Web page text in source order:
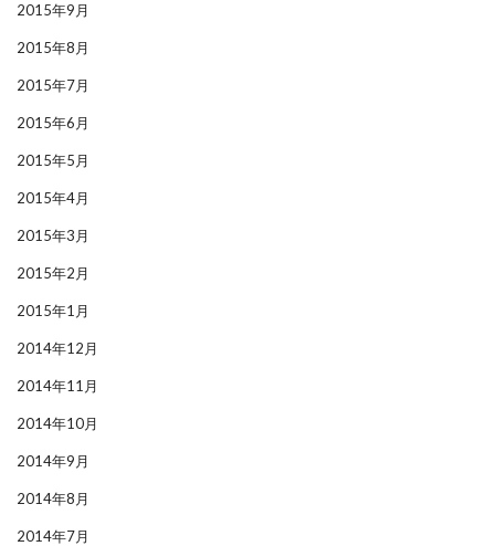
2015年9月
2015年8月
2015年7月
2015年6月
2015年5月
2015年4月
2015年3月
2015年2月
2015年1月
2014年12月
2014年11月
2014年10月
2014年9月
2014年8月
2014年7月